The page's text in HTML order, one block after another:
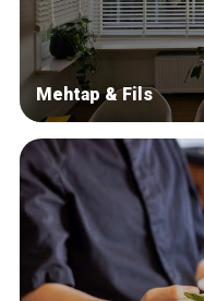
Mehtap & Fils